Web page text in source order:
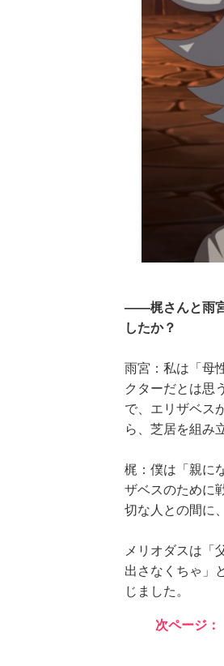
――梶さんと雨宮
したか？
雨宮：私は「母
クターだとは思
で、エリザベス
ら、芝居を組み
梶：僕は「親に
ザベスのために
切な人との間に
メリオダスは「
出さなくちゃ」
じました。
次ページ
ピンクの衣装がステ
キ！ 「ME:I」MIU＆
KEIKO撮り下ろしイ
ンタビューフォト